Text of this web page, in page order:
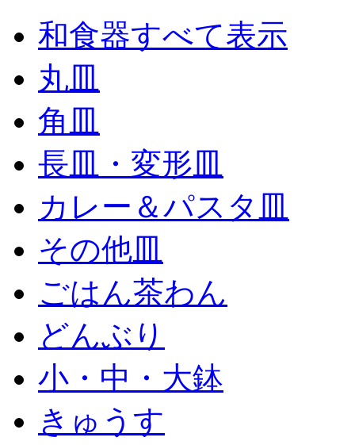
和食器すべて表示
丸皿
角皿
長皿・変形皿
カレー＆パスタ皿
その他皿
ごはん茶わん
どんぶり
小・中・大鉢
きゅうす